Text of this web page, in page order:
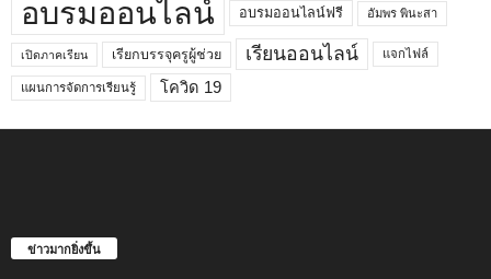
อบรมออนไลน์ อบรมออนไลน์ฟรี อัมพร พินะสา
เปิดภาคเรียน เรียกบรรจุครูผู้ช่วย เรียนออนไลน์ แจกไฟล์
แผนการจัดการเรียนรู้ โควิด 19
ข่าวมากยิ่งขึ้น